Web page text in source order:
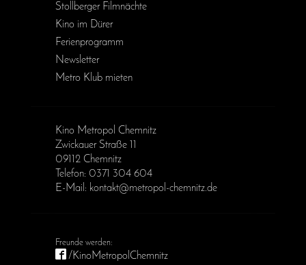
Stollberger Filmnächte
Kino im Dürer
Ferienprogramm
Newsletter
Metro Klub mieten
Kino Metropol Chemnitz
Zwickauer Straße 11
09112 Chemnitz
Telefon: 0371 304 604
E-Mail: kontakt@metropol-chemnitz.de
/KinoMetropolChemnitz